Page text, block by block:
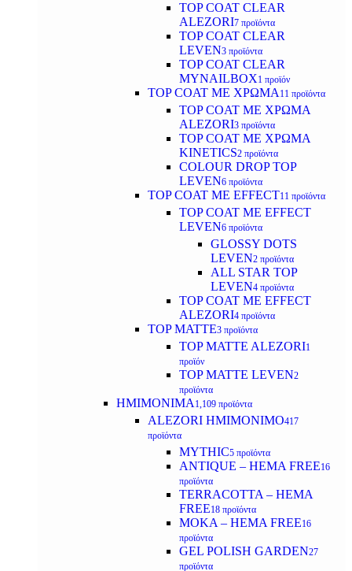
TOP COAT CLEAR
ALEZORI7 προϊόντα
TOP COAT CLEAR
LEVEN3 προϊόντα
TOP COAT CLEAR
MYNAILBOX1 προϊόν
TOP COAT ΜΕ ΧΡΩΜΑ 11 προϊόντα
TOP COAT ΜΕ ΧΡΩΜΑ
ALEZORI3 προϊόντα
TOP COAT ΜΕ ΧΡΩΜΑ
KINETICS2 προϊόντα
COLOUR DROP TOP
LEVEN6 προϊόντα
TOP COAT ΜΕ EFFECT11 προϊόντα
TOP COAT ME EFFECT
LEVEN6 προϊόντα
GLOSSY DOTS
LEVEN2 προϊόντα
ALL STAR TOP
LEVEN4 προϊόντα
TOP COAT ME EFFECT
ALEZORI4 προϊόντα
TOP MATTE3 προϊόντα
TOP MATTE ALEZORI1
προϊόν
TOP MATTE LEVEN2
προϊόντα
ΗΜΙΜΟΝΙΜΑ 1,109 προϊόντα
ALEZORI ΗΜΙΜΟΝΙΜΟ417
προϊόντα
MYTHIC5 προϊόντα
ANTIQUE – HEMA FREE16
προϊόντα
TERRACOTTA – HEMA
FREE18 προϊόντα
MOKA – HEMA FREE16
προϊόντα
GEL POLISH GARDEN27
προϊόντα